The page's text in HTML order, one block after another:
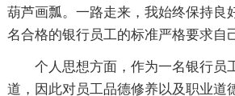
葫芦画瓢。一路走来，我始终保持良
名合格的银行员工的标准严格要求自
个人思想方面，作为一名银行员
道，因此对员工品德修养以及职业道